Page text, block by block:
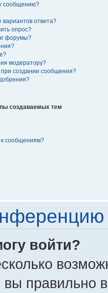
сообщению?
ответа?
опрос?
форумы?
модератору?
при создании сообщения?
создаваемых тем
к сообщениям?
войти?
вы правильно